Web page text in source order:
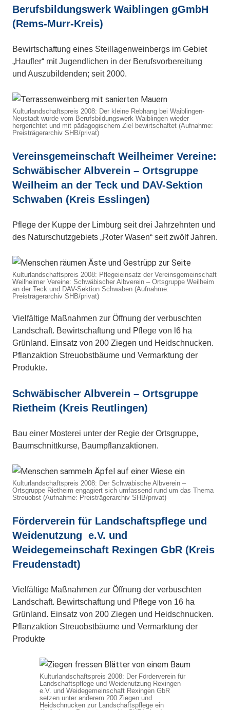
Berufsbildungswerk Waiblingen gGmbH
(Rems-Murr-Kreis)
Bewirtschaftung eines Steillagenweinbergs im Gebiet
„Haufler“ mit Jugendlichen in der Berufsvorbereitung
und Auszubildenden; seit 2000.
Kulturlandschaftspreis 2008: Der kleine Rebhang bei Waiblingen-
Neustadt wurde vom Berufsbildungswerk Waiblingen wieder
hergerichtet und mit pädagogischem Ziel bewirtschaftet (Aufnahme:
Preisträgerarchiv SHB/privat)
Vereinsgemeinschaft Weilheimer Vereine:
Schwäbischer Albverein – Ortsgruppe
Weilheim an der Teck und DAV-Sektion
Schwaben (Kreis Esslingen)
Pflege der Kuppe der Limburg seit drei Jahrzehnten und
des Naturschutzgebiets „Roter Wasen“ seit zwölf Jahren.
Kulturlandschaftspreis 2008: Pflegeieinsatz der Vereinsgemeinschaft
Weilheimer Vereine: Schwäbischer Albverein – Ortsgruppe Weilheim
an der Teck und DAV-Sektion Schwaben (Aufnahme:
Preisträgerarchiv SHB/privat)
Vielfältige Maßnahmen zur Öffnung der verbuschten
Landschaft. Bewirtschaftung und Pflege von l6 ha
Grünland. Einsatz von 200 Ziegen und Heidschnucken.
Pflanzaktion Streuobstbäume und Vermarktung der
Produkte.
Schwäbischer Albverein – Ortsgruppe
Rietheim (Kreis Reutlingen)
Bau einer Mosterei unter der Regie der Ortsgruppe,
Baumschnittkurse, Baumpflanzaktionen.
Kulturlandschaftspreis 2008: Der Schwäbische Albverein –
Ortsgruppe Rietheim engagiert sich umfassend rund um das Thema
Streuobst (Aufnahme: Preisträgerarchiv SHB/privat)
Förderverein für Landschaftspflege und
Weidenutzung e.V. und
Weidegemeinschaft Rexingen GbR (Kreis
Freudenstadt)
Vielfältige Maßnahmen zur Öffnung der verbuschten
Landschaft. Bewirtschaftung und Pflege von 16 ha
Grünland. Einsatz von 200 Ziegen und Heidschnucken.
Pflanzaktion Streuobstbäume und Vermarktung der
Produkte
Kulturlandschaftspreis 2008: Der Förderverein für
Landschaftspflege und Weidenutzung Rexingen
e.V. und Weidegemeinschaft Rexingen GbR
setzen unter anderem 200 Ziegen und
Heidschnucken zur Landschaftspflege ein